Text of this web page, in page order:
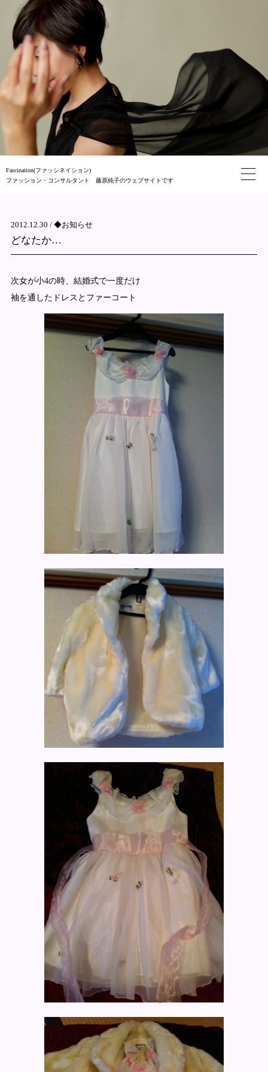
Fascination(ファッシネイション)
ファッション・コンサルタント 藤原純子のウェブサイトです
2012.12.30 / ◆お知らせ
どなたか…
次女が小4の時、結婚式で一度だけ
袖を通したドレスとファーコート